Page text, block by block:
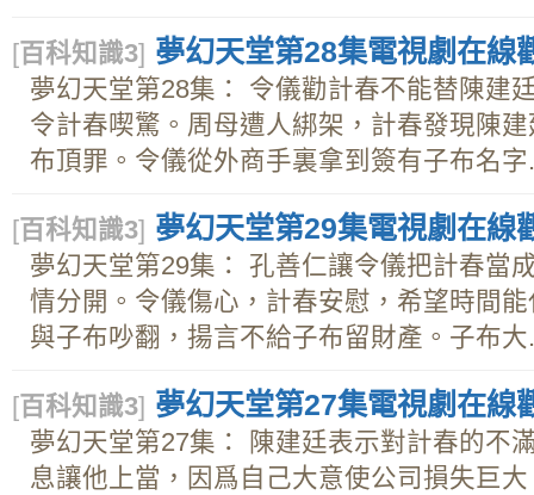
[百科知識3] 夢幻天堂第28集電視劇在線
夢幻天堂第28集： 令儀勸計春不能替陳建
令計春喫驚。周母遭人綁架，計春發現陳
布頂罪。令儀從外商手裏拿到簽有子布名字
[百科知識3] 夢幻天堂第29集電視劇在線
夢幻天堂第29集： 孔善仁讓令儀把計春當
情分開。令儀傷心，計春安慰，希望時間
與子布吵翻，揚言不給子布留財產。子布大
[百科知識3] 夢幻天堂第27集電視劇在線
夢幻天堂第27集： 陳建廷表示對計春的不
息讓他上當，因爲自己大意使公司損失巨